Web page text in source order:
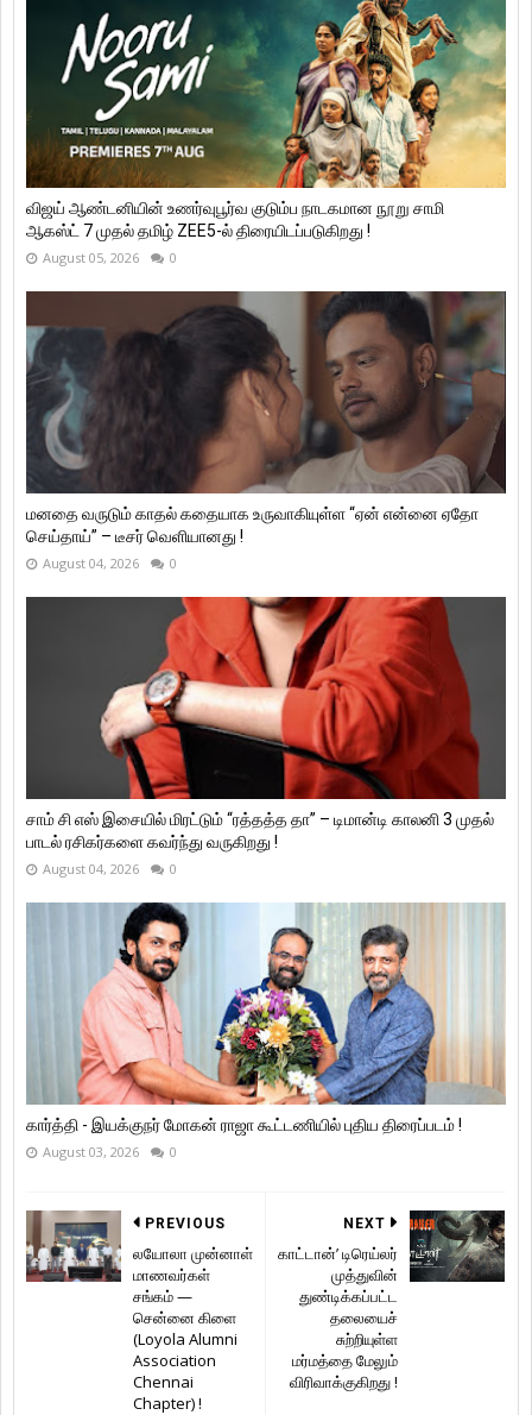
விஜய் ஆண்டனியின் உணர்வுபூர்வ குடும்ப நாடகமான நூறு சாமி
ஆகஸ்ட் 7 முதல் தமிழ் ZEE5-ல் திரையிடப்படுகிறது !
August 05, 2026 0
மனதை வருடும் காதல் கதையாக உருவாகியுள்ள “ஏன் என்னை ஏதோ
செய்தாய்” – டீசர் வெளியானது !
August 04, 2026 0
சாம் சி எஸ் இசையில் மிரட்டும் “ரத்தத்த தா” – டிமான்டி காலனி 3 முதல்
பாடல் ரசிகர்களை கவர்ந்து வருகிறது !
August 04, 2026 0
கார்த்தி - இயக்குநர் மோகன் ராஜா கூட்டணியில் புதிய திரைப்படம் !
August 03, 2026 0
NEXT
காட்டான்’ டிரெய்லர்
முத்துவின்
துண்டிக்கப்பட்ட
தலையைச்
சுற்றியுள்ள
மர்மத்தை மேலும்
விரிவாக்குகிறது !
PREVIOUS
லயோலா முன்னாள்
மாணவர்கள்
சங்கம் —
சென்னை கிளை
(Loyola Alumni
Association
Chennai
Chapter) !